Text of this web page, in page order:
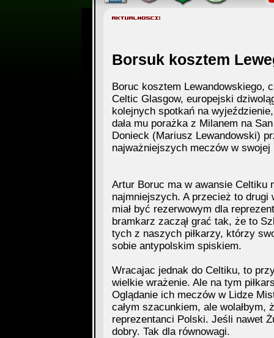
Borsuk kosztem
Boruc kosztem Lewandowskiego,
Celtic Glasgow, europejski
kolejnych spotkań na
dała mu porażka z Milanem na
Donieck (Mariusz Lewandowski)
najważniejszych meczów w swojej
Artur Boruc ma w awansie Celtiku
najmniejszych. A przecież to drugi
miał być rezerwowym dla
bramkarz zaczął grać tak, że to
tych z naszych piłkarzy, którzy
sobie antypolskim spiskiem.
Wracajac jednak do Celtiku, to
wielkie wrażenie. Ale na tym
Oglądanie ich meczów w Lidze
całym szacunkiem, ale
reprezentanci Polski. Jeśli nawet
dobry. Tak dla równowagi.